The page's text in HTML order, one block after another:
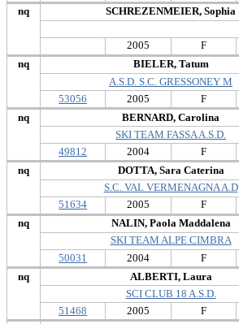
nq
SCHREZENMEIER, Sophia
2005 F
nq
53056
BIELER, Tatum
2005 F
A.S.D. S.C. GRESSONEY M
nq
49812
BERNARD, Carolina
2004 F
SKI TEAM FASSA A.S.D.
nq
51634
DOTTA, Sara Caterina
2005 F
S.C. VAL VERMENAGNA A.D
nq
50031
NALIN, Paola Maddalena
2004 F
SKI TEAM ALPE CIMBRA
nq
51468
ALBERTI, Laura
2005 F
SCI CLUB 18 A.S.D.